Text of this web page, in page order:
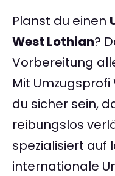
Planst du einen
West Lothian?
Vorbereitung
Mit
du sicher sein,
reibungslos
spezialisiert auf
internationale